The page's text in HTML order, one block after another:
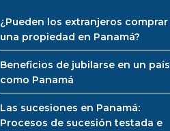
¿Pueden los extranjeros comprar
una propiedad en Panamá?
Beneficios de jubilarse en un país
como Panamá
Las sucesiones en Panamá:
Procesos de sucesión testada e